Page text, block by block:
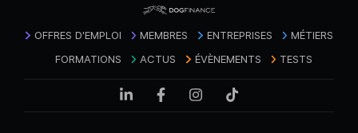
OFFRES D'EMPLOI MEMBRES ENTREPRISES
MÉTIERS
FORMATIONS
ACTUS ÉVÈNEMENTS TESTS